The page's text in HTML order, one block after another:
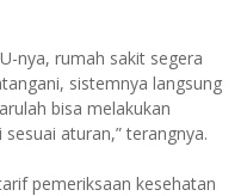
nya, rumah sakit segera
sistemnya langsung
bisa melakukan
aturan,” terangnya.
pemeriksaan kesehatan